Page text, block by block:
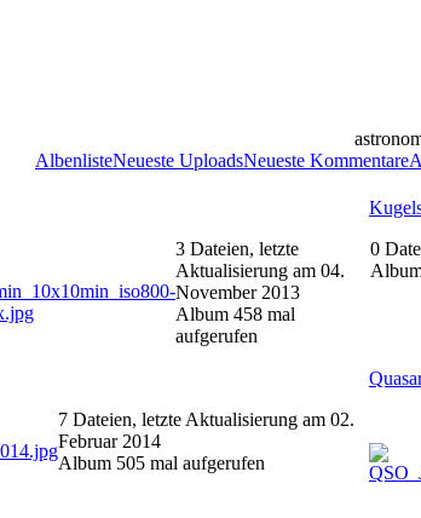
AlbenlisteNeueste UploadsNeueste Kommentare
3 Dateien, letzte
Aktualisierung am 04.
November 2013
Album 458 mal
aufgerufen
0
7 Dateien, letzte Aktualisierung am 02.
Februar 2014
Album 505 mal aufgerufen